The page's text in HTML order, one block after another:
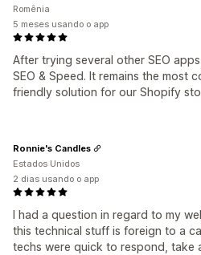
After trying several other SEO
SEO & Speed. It remains the most
friendly solution for our Shopify
Romênia
5 meses usando o app
I had a question in regard to my
this technical stuff is foreign to a
techs were quick to respond, take
Ronnie's Candles
Estados Unidos
2 dias usando o app